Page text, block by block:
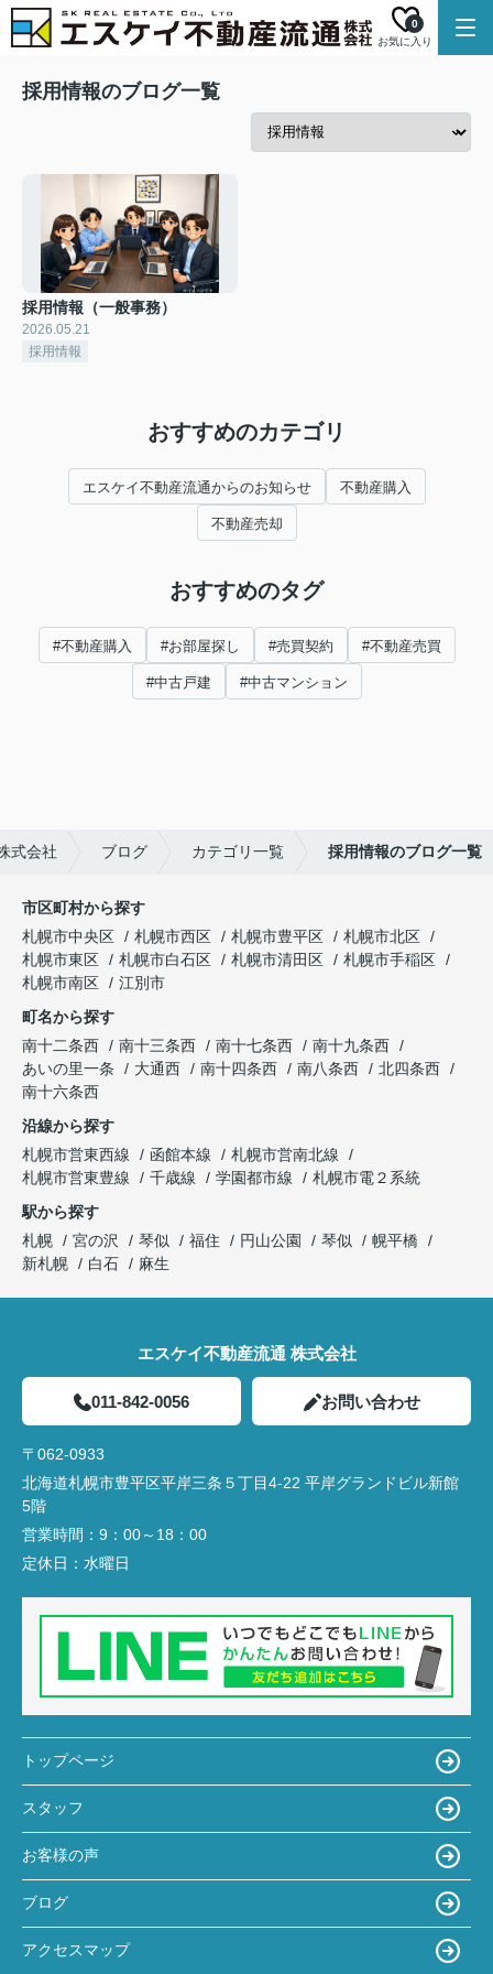
お気に入り
0
採用情報のブログ一覧
採用情報（一般事務）
2026.05.21
採用情報
おすすめのカテゴリ
エスケイ不動産流通からのお知らせ 不動産購入
不動産売却
おすすめのタグ
#不動産購入 #お部屋探し #売買契約 #不動産売買
#中古戸建 #中古マンション
式会社 ブログ カテゴリ一覧 採用情報のブログ一覧
市区町村から探す
札幌市中央区
札幌市西区 札幌市豊平区
札幌市北区
札幌市東区
札幌市白石区 札幌市清田区
札幌市手稲区
札幌市南区
江別市
町名から探す
南十二条西
南十三条西 南十七条西
南十九条西
あいの里一条
大通西 南十四条西 南八条西
北四条西
南十六条西
沿線から探す
札幌市営東西線
函館本線
札幌市営南北線
札幌市営東豊線
千歳線 学園都市線
札幌市電２系統
駅から探す
札幌
宮の沢 琴似 福住 円山公園 琴似
幌平橋
新札幌
白石 麻生
エスケイ不動産流通 株式会社
011-842-0056 お問い合わせ
〒062-0933
北海道札幌市豊平区平岸三条５丁目4-22 平岸グランドビル新館
5階
営業時間： 9：00～18：00
定休日： 水曜日
トップページ
スタッフ
お客様の声
ブログ
アクセスマップ